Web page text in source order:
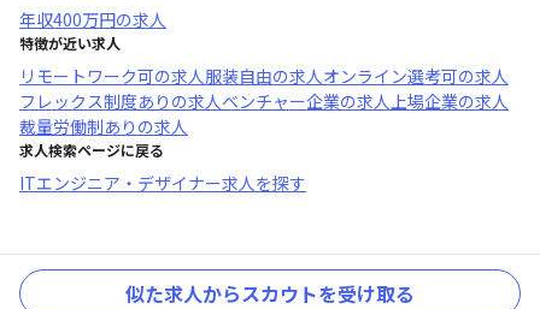
年収400万円の求人
特徴が近い求人
リモートワーク可の求人服装自由の求人オンライン選考可の求人
フレックス制度あり の求人ベンチャー企業の求人上場企業の求人
裁量労働制あり の求人
求人検索ページに戻る
ITエンジニア・デザイナー求人を探す
似た求人からスカウトを受け取る